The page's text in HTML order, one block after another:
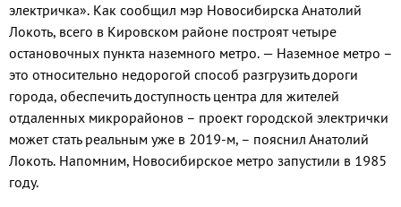
электричка». Как сообщил мэр Новосибирска Анатолий
Локоть, всего в Кировском районе построят четыре
остановочных пункта наземного метро. — Наземное метро –
это относительно недорогой способ разгрузить дороги
города, обеспечить доступность центра для жителей
отдаленных микрорайонов – проект городской электрички
может стать реальным уже в 2019-м, – пояснил Анатолий
Локоть. Напомним, Новосибирское метро запустили в 1985
году.